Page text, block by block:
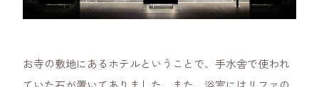
お寺の敷地にあるホテルということで、手水舎で使われ